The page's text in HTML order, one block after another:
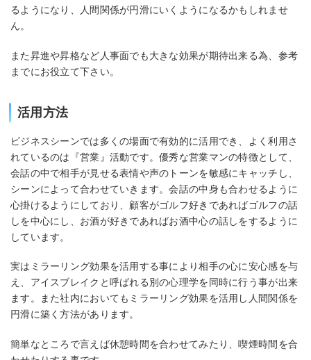
るようになり、人間関係が円滑にいくようになるかもしれませ
ん。
また昇進や昇格など人事面でも大きな効果が期待出来る為、参考
までにお役立て下さい。
活用方法
ビジネスシーンでは多くの場面で有効的に活用でき、よく利用さ
れているのは『営業』活動です。優秀な営業マンの特徴として、
会話の中で相手が見せる表情や声のトーンを敏感にキャッチし、
シーンによって合わせていきます。会話の中身も合わせるように
心掛けるようにしており、顧客がゴルフ好きであればゴルフの話
しを中心にし、お酒が好きであればお酒中心の話しをするように
しています。
実はミラーリング効果を活用する事により相手の心に安心感を与
え、アイスブレイクと呼ばれる別の心理学を同時に行う事が出来
ます。また社内においてもミラーリング効果を活用し人間関係を
円滑に築く方法があります。
簡単なところで言えば休憩時間を合わせてみたり、喫煙時間を合